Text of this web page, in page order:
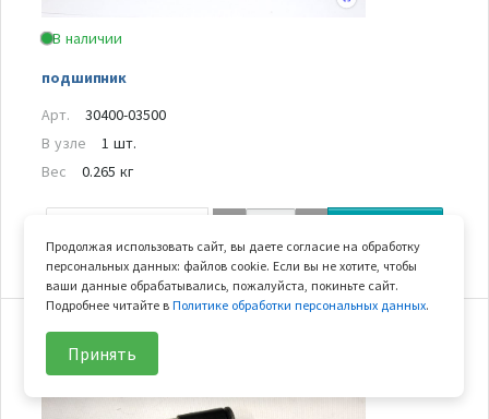
В наличии
подшипник
Арт.
30400-03500
В узле
1 шт.
Вес
0.265 кг
Продолжая использовать сайт, вы даете согласие на обработку
персональных данных: файлов cookie. Если вы не хотите, чтобы
ваши данные обрабатывались, пожалуйста, покиньте сайт.
Подробнее читайте вПолитике обработки персональных данных.
Принять